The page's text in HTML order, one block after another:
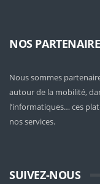
NOS
Nous sommes
autour de la mobilité,
l’informatiques… ces
nos services.
SUIVEZ-NOUS